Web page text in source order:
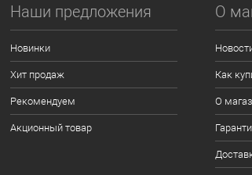
Наши предложения
Новинки
Хит продаж
Рекомендуем
Акционный товар
О
Как
О